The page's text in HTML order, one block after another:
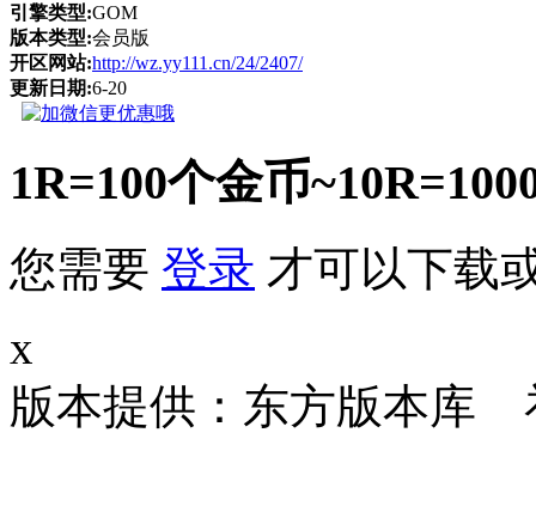
引擎类型:GOM
版本类型:会员版
开区网站:http://wz.yy111.cn/24/2407/
更新日期:6-20
1R=100个金币
您需要 登录 才可以下载
x
版本提供：东方版本库